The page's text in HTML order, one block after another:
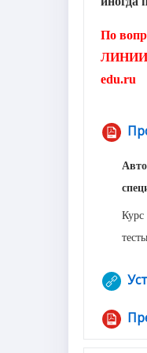
По
ЛИНИИ
edu.ru
Курс